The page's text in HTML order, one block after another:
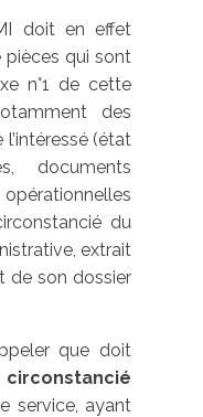
doit en effet
qui sont
n°1 de cette
des
(état
documents
du
extrait
de son dossier
que doit
service, ayant